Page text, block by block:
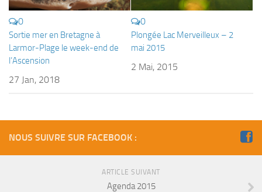
Sorties 2021
Sorties 2020
0
Sortie mer en Bretagne à
Larmor-Plage le week-end de
l’Ascension
27 Jan, 2018
0
Plongée Lac Merveilleux – 2
mai 2015
2 Mai, 2015
NOUS SUIVRE SUR FACEBOOK :
ARTICLE SUIVANT
Agenda 2015